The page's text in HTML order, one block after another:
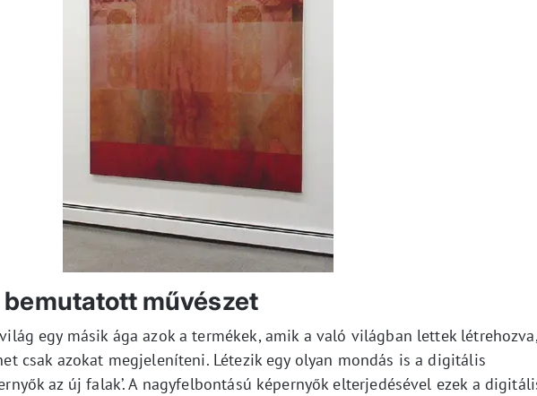
művészet
egy másik ága azok a termékek, amik a való világban lettek létrehozva,
csak azokat megjeleníteni. Létezik egy olyan mondás is a digitális
az új falak’. A nagyfelbontású képernyők elterjedésével ezek a